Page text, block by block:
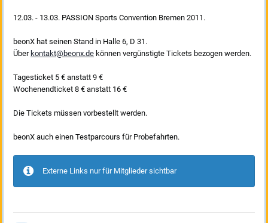
12.03. - 13.03. PASSION Sports Convention Bremen 2011.
beonX hat seinen Stand in Halle 6, D 31.
Über kontakt@beonx.de können vergünstigte Tickets bezogen werden.
Tagesticket 5 € anstatt 9 €
Wochenendticket 8 € anstatt 16 €
Die Tickets müssen vorbestellt werden.
beonX auch einen Testparcours für Probefahrten.
Externe Links nur für Mitglieder sichtbar